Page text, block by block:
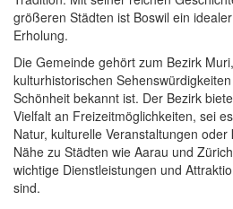
größeren Städten ist Boswil ein
Erholung.
Die Gemeinde gehört zum Bezirk
kulturhistorischen
Schönheit bekannt ist. Der Bezirk
Vielfalt an Freizeitmöglichkeiten, sei
Natur, kulturelle Veranstaltungen
Nähe zu Städten wie Aarau und
wichtige Dienstleistungen und
sind.